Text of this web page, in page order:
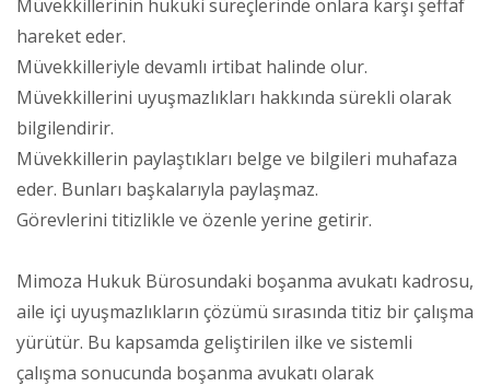
Müvekkillerinin hukuki süreçlerinde onlara karşı şeffaf
hareket eder.
Müvekkilleriyle devamlı irtibat halinde olur.
Müvekkillerini uyuşmazlıkları hakkında sürekli olarak
bilgilendirir.
Müvekkillerin paylaştıkları belge ve bilgileri muhafaza
eder. Bunları başkalarıyla paylaşmaz.
Görevlerini titizlikle ve özenle yerine getirir.
Mimoza Hukuk Bürosundaki boşanma avukatı kadrosu,
aile içi uyuşmazlıkların çözümü sırasında titiz bir çalışma
yürütür. Bu kapsamda geliştirilen ilke ve sistemli
çalışma sonucunda boşanma avukatı olarak